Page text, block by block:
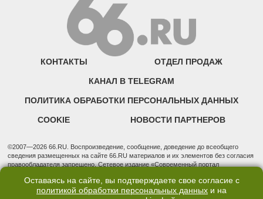
КОНТАКТЫ ОТДЕЛ ПРОДАЖ
КАНАЛ В TELEGRAM
ПОЛИТИКА ОБРАБОТКИ ПЕРСОНАЛЬНЫХ ДАННЫХ
COOKIE НОВОСТИ ПАРТНЕРОВ
©2007—2026 66.RU. Воспроизведение, сообщение, доведение до всеобщего
сведения размещенных на сайте 66.RU материалов и их элементов без согласия
правообладателя запрещено. Сетевое издание «Современный портал
надзору в сфере связи, информационных технологий и массовых коммуникаций
(Роскомнадзор). Регистрационный номер ЭЛ № ФС 77 - 76634 от 02.09.2019
Оставаясь на сайте, вы подтверждаете свое согласие с
политикой обработки персональных данных и на